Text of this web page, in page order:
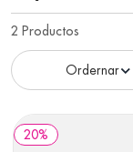
2 Productos
20%
3. eucerin
4. cerave
nivea
6. shampoo
7.